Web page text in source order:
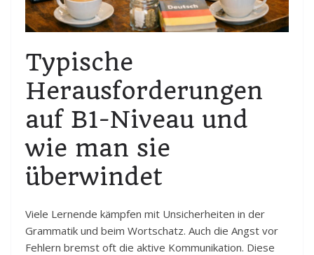
Typische
Herausforderungen
auf B1-Niveau und
wie man sie
überwindet
Viele Lernende kämpfen mit Unsicherheiten in der
Grammatik und beim Wortschatz. Auch die Angst vor
Fehlern bremst oft die aktive Kommunikation. Diese